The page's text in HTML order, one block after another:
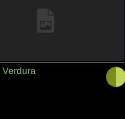
Verdura